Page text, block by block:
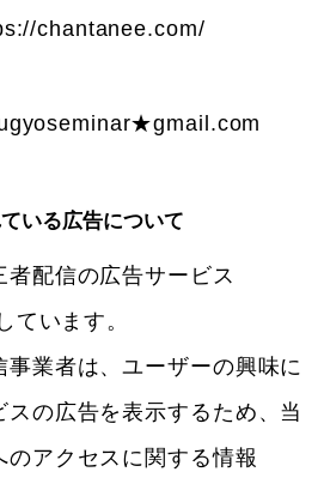
chantanee.com/
いる広告について
配信の広告サービス
ています。
事業者は、ユーザーの興味に
の広告を表示するため、当
アクセスに関する情報